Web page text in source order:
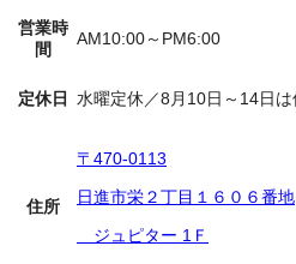
営業時
間
AM10:00～PM6:00
定休日 水曜定休／8月10日～14日は
住所
〒470-0113
日進市栄２丁目１６０６番地
ジュピター 1Ｆ